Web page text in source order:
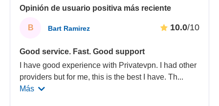
Opinión de usuario positiva más reciente
B Bart Ramirez 10.0/10
Good service. Fast. Good support
I have good experience with Privatevpn. I had other
providers but for me, this is the best I have. Th...
Más